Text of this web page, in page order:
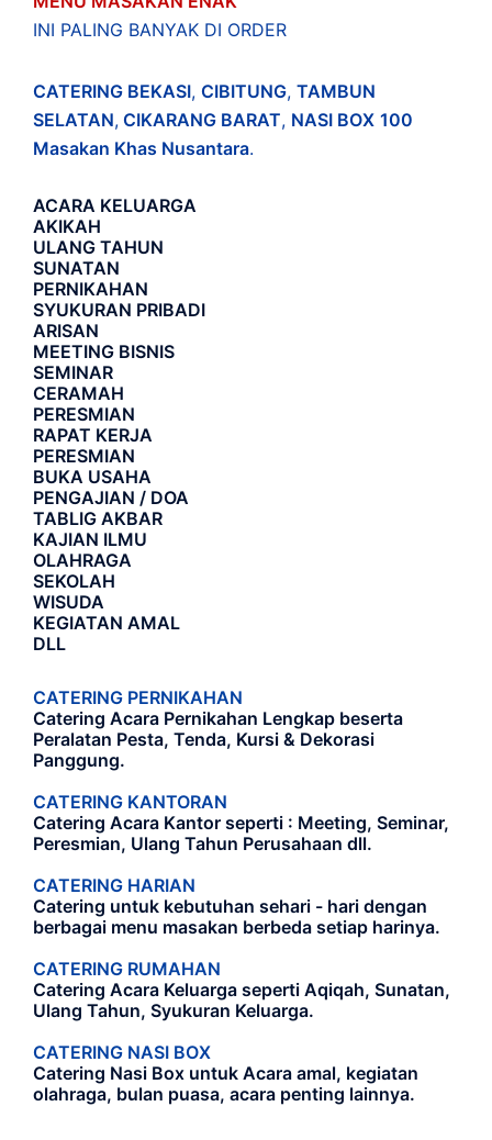
INI PALING BANYAK DI ORDER
CATERING BEKASI, CIBITUNG, TAMBUN
SELATAN, CIKARANG BARAT, NASI BOX 100
Masakan Khas Nusantara.
ACARA KELUARGA
AKIKAH
ULANG TAHUN
SUNATAN
PERNIKAHAN
SYUKURAN PRIBADI
ARISAN
MEETING BISNIS
SEMINAR
CERAMAH
PERESMIAN
RAPAT KERJA
PERESMIAN
BUKA USAHA
PENGAJIAN / DOA
TABLIG AKBAR
KAJIAN ILMU
OLAHRAGA
SEKOLAH
WISUDA
KEGIATAN AMAL
DLL
CATERING PERNIKAHAN
Catering Acara Pernikahan Lengkap beserta
Peralatan Pesta, Tenda, Kursi & Dekorasi
Panggung.
CATERING KANTORAN
Catering Acara Kantor seperti : Meeting, Seminar,
Peresmian, Ulang Tahun Perusahaan dll.
CATERING HARIAN
Catering untuk kebutuhan sehari - hari dengan
berbagai menu masakan berbeda setiap harinya.
CATERING RUMAHAN
Catering Acara Keluarga seperti Aqiqah, Sunatan,
Ulang Tahun, Syukuran Keluarga.
CATERING NASI BOX
Catering Nasi Box untuk Acara amal, kegiatan
olahraga, bulan puasa, acara penting lainnya.